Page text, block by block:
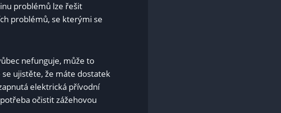
problémů lze řešit
problémů, se kterými se
nefunguje, může to
ujistěte, že máte dostatek
elektrická přívodní
očistit zážehovou